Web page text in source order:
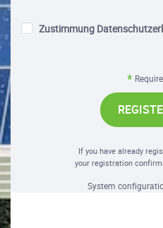
Zustimmung
If you have already
your registration
System